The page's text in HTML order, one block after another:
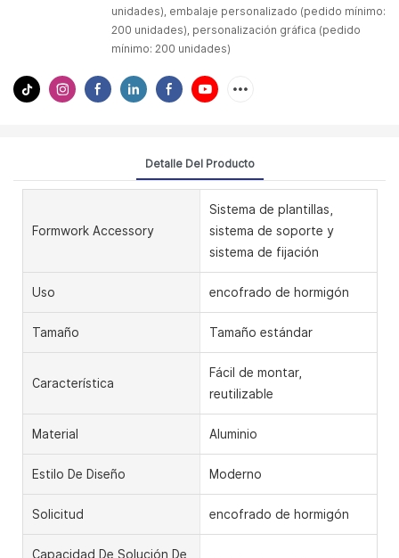
unidades), embalaje personalizado (pedido mínimo:
200 unidades), personalización gráfica (pedido
mínimo: 200 unidades)
Detalle Del Producto
Formwork Accessory
Sistema de plantillas,
sistema de soporte y
sistema de fijación
Uso encofrado de hormigón
Tamaño Tamaño estándar
Característica
Fácil de montar,
reutilizable
Material Aluminio
Estilo De Diseño Moderno
Solicitud encofrado de hormigón
Capacidad De Solución De